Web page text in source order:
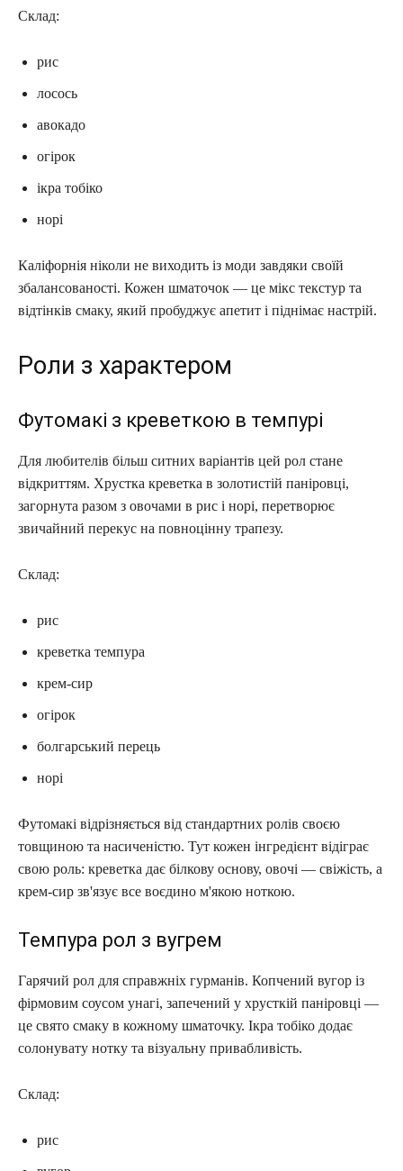
Склад:
рис
лосось
авокадо
огірок
ікра тобіко
норі
Каліфорнія ніколи не виходить із моди завдяки своїй
збалансованості. Кожен шматочок — це мікс текстур та
відтінків смаку, який пробуджує апетит і піднімає настрій.
Роли з характером
Футомакі з креветкою в темпурі
Для любителів більш ситних варіантів цей рол стане
відкриттям. Хрустка креветка в золотистій паніровці,
загорнута разом з овочами в рис і норі, перетворює
звичайний перекус на повноцінну трапезу.
Склад:
рис
креветка темпура
крем-сир
огірок
болгарський перець
норі
Футомакі відрізняється від стандартних ролів своєю
товщиною та насиченістю. Тут кожен інгредієнт відіграє
свою роль: креветка дає білкову основу, овочі — свіжість, а
крем-сир зв'язує все воєдино м'якою ноткою.
Темпура рол з вугрем
Гарячий рол для справжніх гурманів. Копчений вугор із
фірмовим соусом унагі, запечений у хрусткій паніровці —
це свято смаку в кожному шматочку. Ікра тобіко додає
солонувату нотку та візуальну привабливість.
Склад:
рис